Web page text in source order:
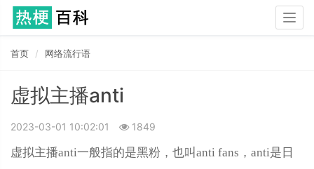
首页 网络流行语
虚拟主播anti
2023-03-01 10:02:01 1849
虚拟主播anti一般指的是黑粉，也叫anti fans，anti是日